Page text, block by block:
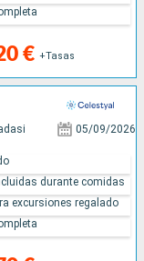
€ +Tasas
05/09/2026
durante comidas
excursiones regalado